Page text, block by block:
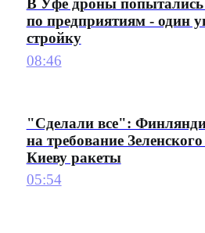
В Уфе дроны попытались
по предприятиям - один
стройку
08:46
"Сделали все":
на требование
Киеву ракеты
05:54